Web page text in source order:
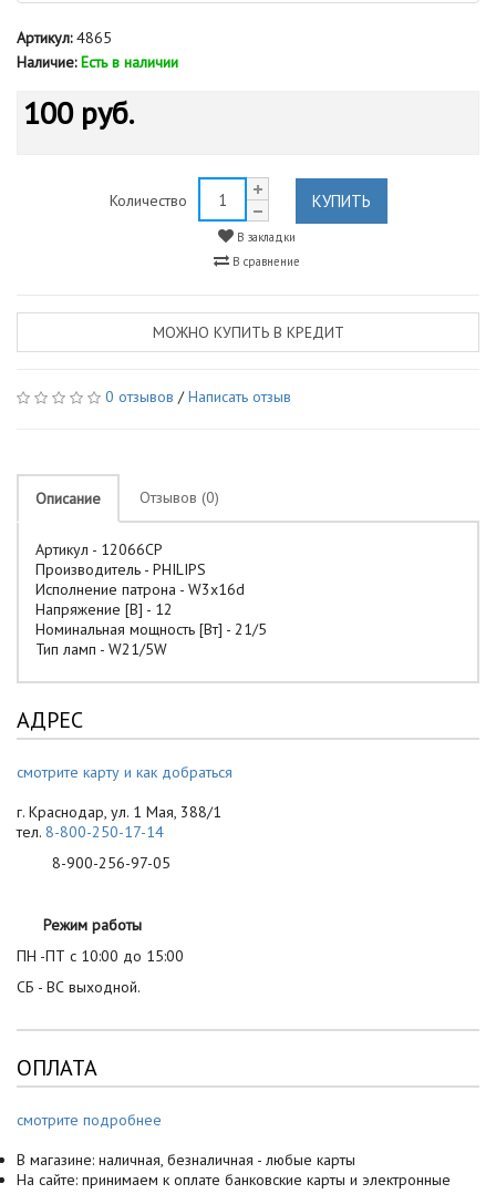
Артикул:4865
Наличие: Есть в наличии
100 руб.
Количество КУПИТЬ
В закладки
В сравнение
МОЖНО КУПИТЬ В КРЕДИТ
0 отзывов /Написать отзыв
Описание Отзывов (0)
Артикул - 12066CP
Производитель - PHILIPS
Исполнение патрона - W3x16d
Напряжение [В] - 12
Номинальная мощность [Вт] - 21/5
Тип ламп - W21/5W
АДРЕС
смотрите карту и как добраться
г. Краснодар, ул. 1 Мая, 388/1
тел. 8-800-250-17-14
8-900-256-97-05
Режим работы
ПН -ПТ с 10:00 до 15:00
СБ - ВС выходной.
ОПЛАТА
смотрите подробнее
В магазине: наличная, безналичная - любые карты
На сайте: принимаем к оплате банковские карты и электронные